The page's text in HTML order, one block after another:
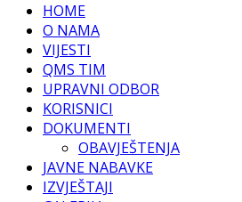
HOME
O NAMA
VIJESTI
QMS TIM
UPRAVNI ODBOR
KORISNICI
DOKUMENTI
OBAVJEŠTENJA
JAVNE NABAVKE
IZVJEŠTAJI